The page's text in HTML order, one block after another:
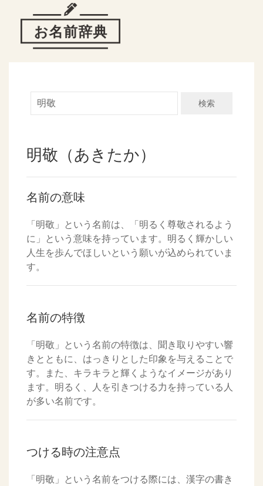
検索
明敬（あきたか）
名前の意味
「明敬」という名前は、「明るく尊敬されるよう
に」という意味を持っています。明るく輝かしい
人生を歩んでほしいという願いが込められていま
す。
名前の特徴
「明敬」という名前の特徴は、聞き取りやすい響
きとともに、はっきりとした印象を与えることで
す。また、キラキラと輝くようなイメージがあり
ます。明るく、人を引きつける力を持っている人
が多い名前です。
つける時の注意点
「明敬」という名前をつける際には、漢字の書き